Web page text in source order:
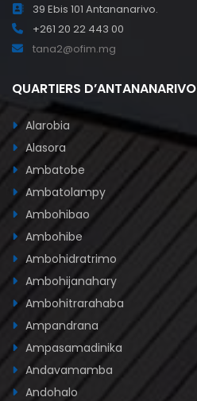
39 Ebis 101 Antananarivo.
+261 20 22 443 00
tana2@ofim.mg
QUARTIERS D’ANTANANARIVO
Alarobia
Alasora
Ambatobe
Ambatolampy
Ambohibao
Ambohibe
Ambohidratrimo
Ambohijanahary
Ambohitrarahaba
Ampandrana
Ampasamadinika
Andavamamba
Andohalo